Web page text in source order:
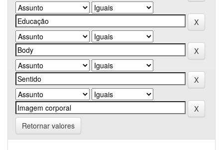
Retornar valores